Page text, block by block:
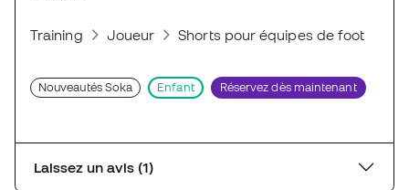
Training Joueur Shorts pour équipes de foot
Nouveautés Soka Enfant Réservez dès maintenant
Laissez un avis (1)